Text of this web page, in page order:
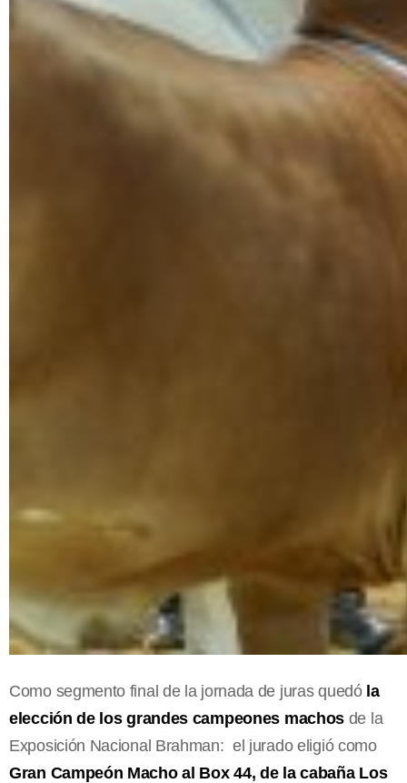
Como segmento final de la jornada de juras quedó la
elección de los grandes campeones machos de la
Exposición Nacional Brahman: el jurado eligió como
Gran Campeón Macho al Box 44, de la cabaña Los